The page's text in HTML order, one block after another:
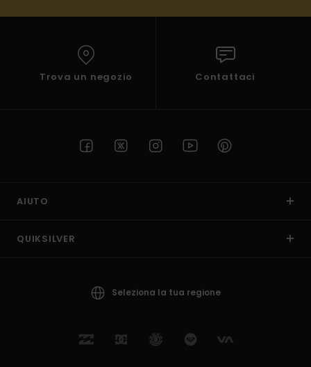
Trova un negozio Contattaci
AIUTO
QUIKSILVER
Seleziona la tua regione